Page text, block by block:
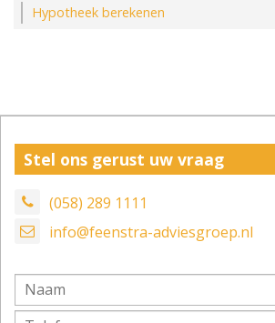
Hypotheek berekenen
Stel ons gerust uw vraag
(058) 289 1111
info@feenstra-adviesgroep.nl